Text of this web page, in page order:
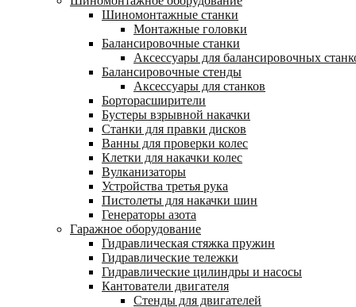
Шиномонтажные станки
Монтажные головки
Балансировочные станки
Аксессуары для балансировочных
Балансировочные стенды
Аксессуары для станков
Борторасширители
Бустеры взрывной накачки
Станки для правки дисков
Ванны для проверки колес
Клетки для накачки колес
Вулканизаторы
Устройства третья рука
Пистолеты для накачки шин
Генераторы азота
Гаражное оборудование
Гидравлическая стяжка пружин
Гидравлические тележки
Гидравлические цилиндры и насосы
Кантователи двигателя
Стенды для двигателей